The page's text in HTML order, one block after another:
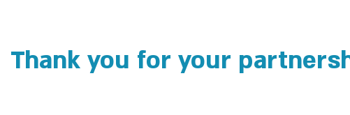
Thank you for your